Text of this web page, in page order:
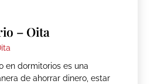
– Oita
en dormitorios es una
de ahorrar dinero, estar